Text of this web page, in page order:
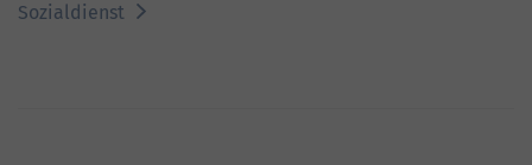
Sozialdienst